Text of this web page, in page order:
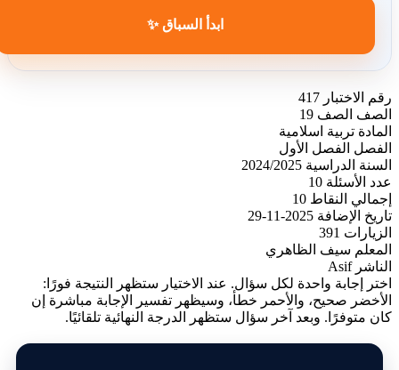
ابدأ السباق ✨
رقم الاختبار 417
الصف
الصف 19
المادة تربية اسلامية
الفصل
الفصل الأول
السنة الدراسية 2024/2025
عدد الأسئلة 10
إجمالي النقاط 10
تاريخ الإضافة 2025-11-29
الزيارات
391
المعلم سيف الظاهري
الناشر Asif
اختر إجابة واحدة لكل سؤال. عند الاختيار ستظهر النتيجة فورًا:
الأخضر صحيح، والأحمر خطأ، وسيظهر تفسير الإجابة مباشرة إن
كان متوفرًا. وبعد آخر سؤال ستظهر الدرجة النهائية تلقائيًا.